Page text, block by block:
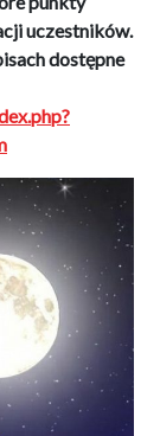
uczestników.
dostępne